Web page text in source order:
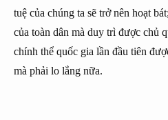
tuệ của chúng ta sẽ trở nên hoạt
của toàn dân mà duy trì được chủ
chính thể quốc gia lần đầu tiên
mà phải lo lắng nữa.